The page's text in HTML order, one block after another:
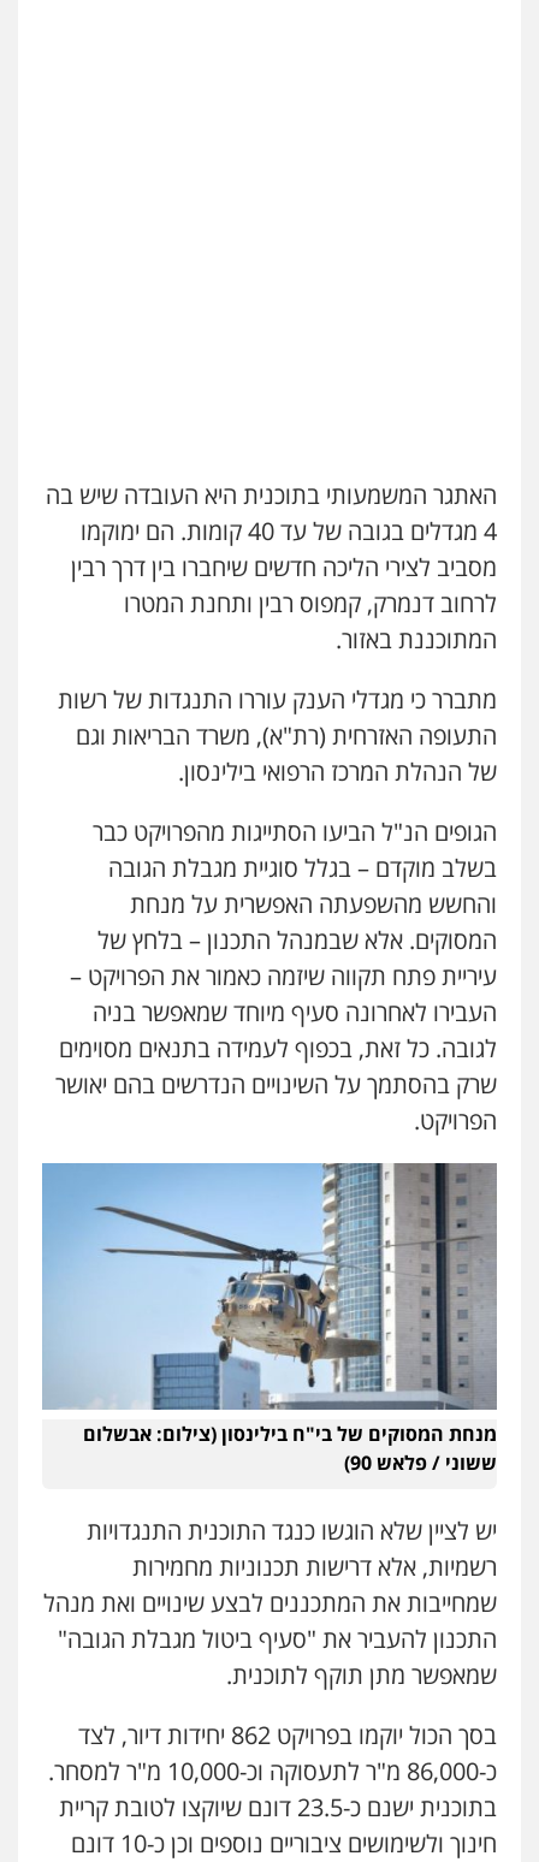
האתגר המשמעותי בתוכנית היא העובדה שיש בה
4 מגדלים בגובה של עד 40 קומות. הם ימוקמו
מסביב לצירי הליכה חדשים שיחברו בין דרך רבין
לרחוב דנמרק, קמפוס רבין ותחנת המטרו
המתוכננת באזור.
מתברר כי מגדלי הענק עוררו התנגדות של רשות
התעופה האזרחית (רת"א), משרד הבריאות וגם
של הנהלת המרכז הרפואי בילינסון.
הגופים הנ"ל הביעו הסתייגות מהפרויקט כבר
בשלב מוקדם – בגלל סוגיית מגבלת הגובה
והחשש מהשפעתה האפשרית על מנחת
המסוקים. אלא שבמנהל התכנון – בלחץ של
עיריית פתח תקווה שיזמה כאמור את הפרויקט –
העבירו לאחרונה סעיף מיוחד שמאפשר בניה
לגובה. כל זאת, בכפוף לעמידה בתנאים מסוימים
שרק בהסתמך על השינויים הנדרשים בהם יאושר
הפרויקט.
מנחת המסוקים של בי"ח בילינסון (צילום: אבשלום
ששוני / פלאש 90)
יש לציין שלא הוגשו כנגד התוכנית התנגדויות
רשמיות, אלא דרישות תכנוניות מחמירות
שמחייבות את המתכננים לבצע שינויים ואת מנהל
התכנון להעביר את "סעיף ביטול מגבלת הגובה"
שמאפשר מתן תוקף לתוכנית.
בסך הכול יוקמו בפרויקט 862 יחידות דיור, לצד
כ-86,000 מ"ר לתעסוקה וכ-10,000 מ"ר למסחר.
בתוכנית ישנם כ-23.5 דונם שיוקצו לטובת קריית
חינוך ולשימושים ציבוריים נוספים וכן כ-10 דונם
כלכלי הלבנת הון חילוט ייעוץ לעורכי דין
0507061374
מצגר ושות', חברת עורכי דין
נדל"ן / עסקים משפחה תעבורה כלכלי
הוצאה לפועל
0545402829
אבי אמר משרד עורכי דין
אברהם שהבזי – משרד עורכי דין
מיסים פלילי פשיעה כלכלית
הון
0504456555
גיל דביר – משרד עורכי דין
פלילי פשיעה כלכלית צווארון לבן
0506217771
פלילי תעבורה אזרחי נזיקין ביטוח
חנא בולוס – משרד עורכי דין
פשיעה חמורה
0546661544
אלי אונגר משרד עו"ד
פלילי פשיעה חמורה מעצרים מנהלי רישוי
עסקים
0507302623